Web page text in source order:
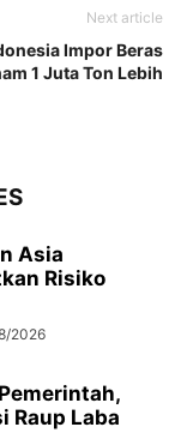
Next article
Impor Beras
1 Juta Ton Lebih
Asia
Risiko
2026
Raup Laba